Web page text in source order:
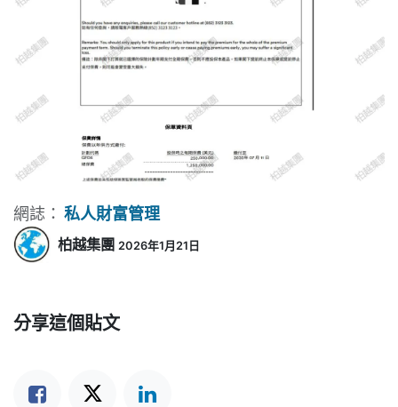
網誌： 私人財富管理
柏越集團 2026年1月21日
分享這個貼文